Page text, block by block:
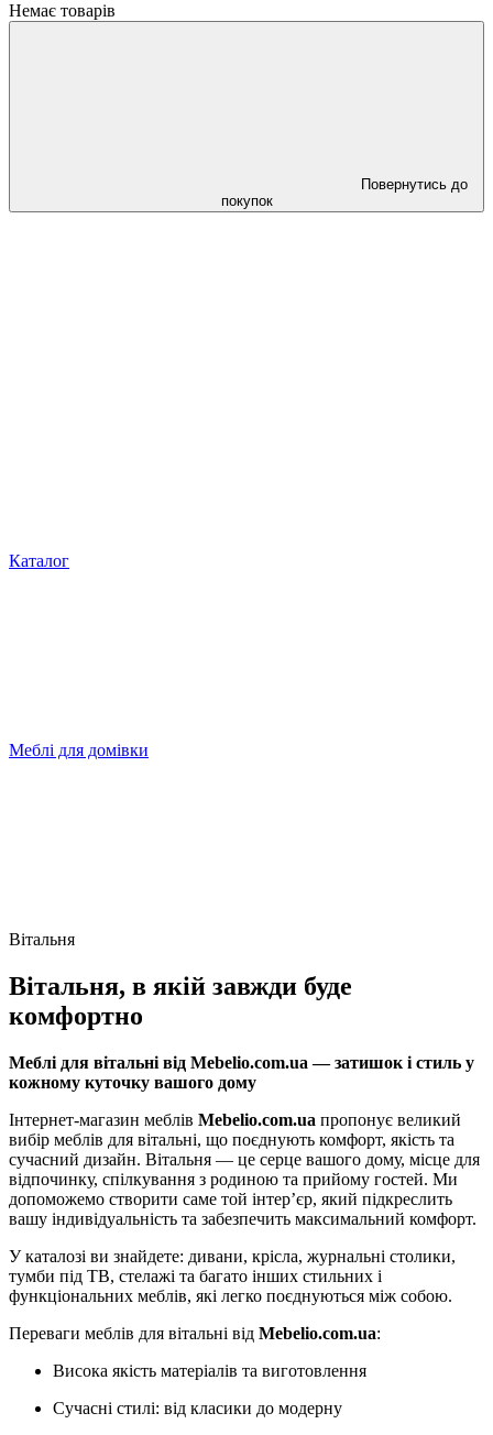
Немає товарів
Повернутись до
покупок
Каталог
Меблі для домівки
Вітальня
Вітальня, в якій завжди буде
комфортно
Меблі для вітальні від Mebelio.com.ua — затишок і стиль у
кожному куточку вашого дому
Інтернет-магазин меблів Mebelio.com.ua пропонує великий
вибір меблів для вітальні, що поєднують комфорт, якість та
сучасний дизайн. Вітальня — це серце вашого дому, місце для
відпочинку, спілкування з родиною та прийому гостей. Ми
допоможемо створити саме той інтер’єр, який підкреслить
вашу індивідуальність та забезпечить максимальний комфорт.
У каталозі ви знайдете: дивани, крісла, журнальні столики,
тумби під ТВ, стелажі та багато інших стильних і
функціональних меблів, які легко поєднуються між собою.
Переваги меблів для вітальні від Mebelio.com.ua:
Висока якість матеріалів та виготовлення
Сучасні стилі: від класики до модерну